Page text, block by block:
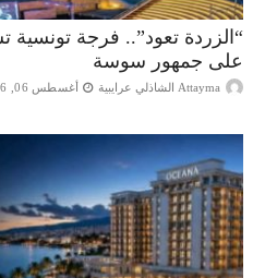
“الزردة تعود”.. فرجة تونسية
على جمهور سوسة
Attayma الشاذلي عرايبية أغسطس 06, 2026